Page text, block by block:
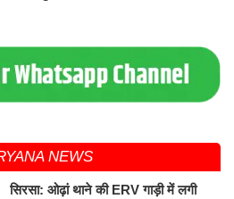
NEWS
सिरसा: ओढ़ां थाने की ERV गाड़ी में लगी